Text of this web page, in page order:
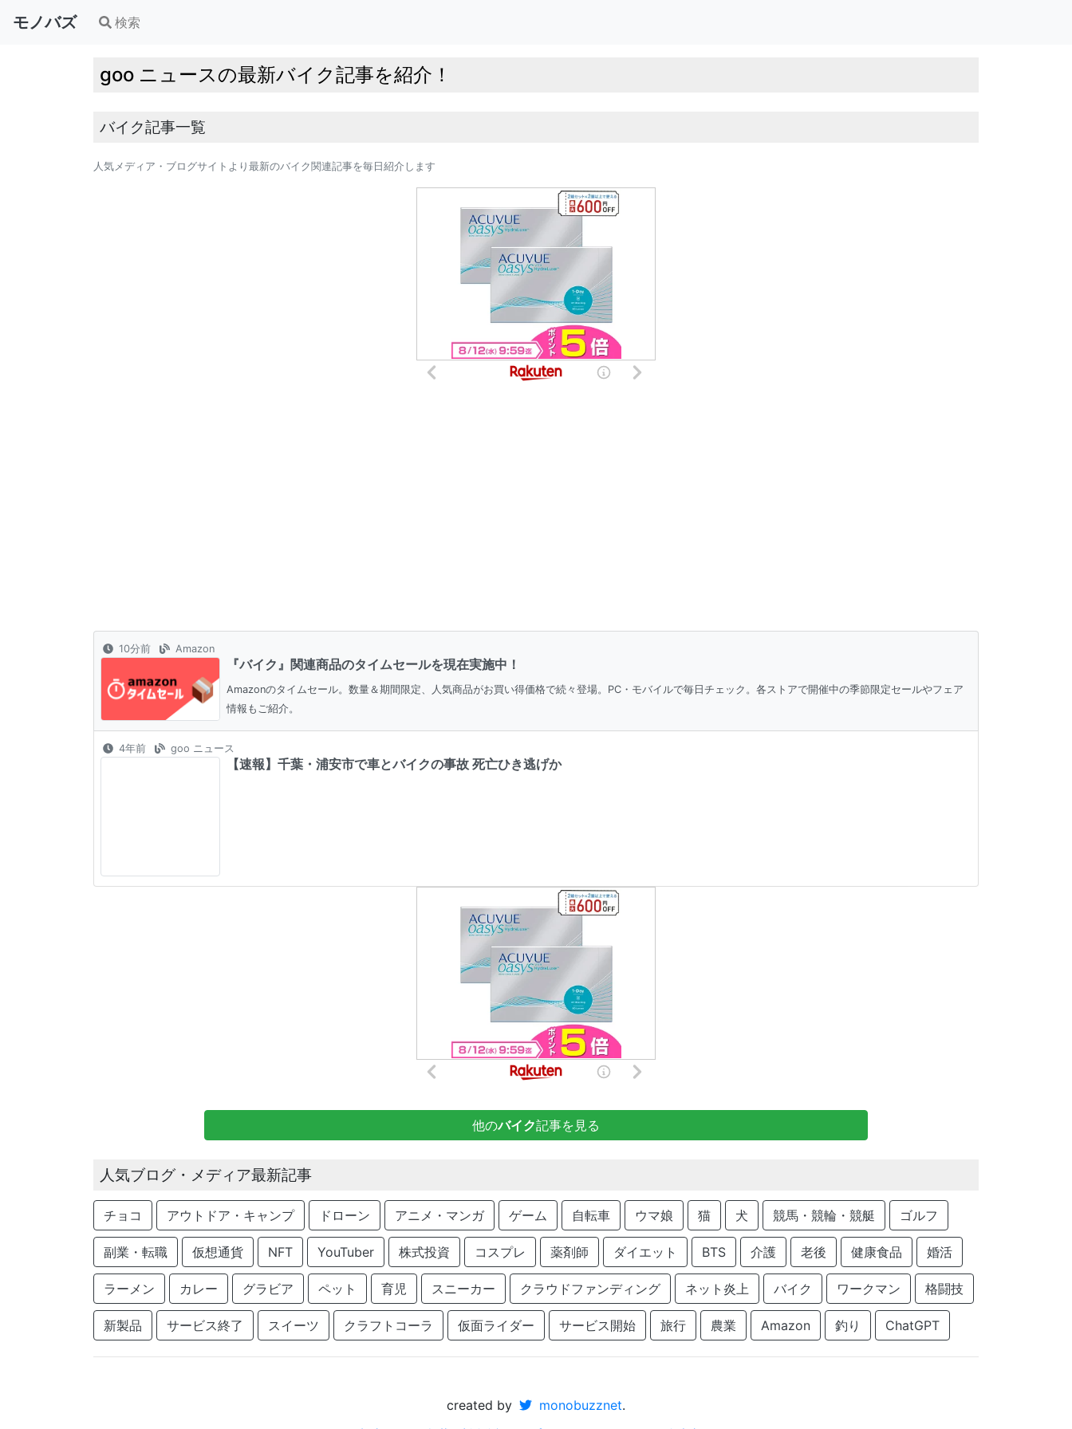
モノバズ 検索
goo ニュースの最新バイク記事を紹介！
バイク記事一覧
人気メディア・ブログサイトより最新のバイク関連記事を毎日紹介します
10分前 Amazon
『バイク』関連商品のタイムセールを現在実施中！
Amazonのタイムセール。数量＆期間限定、人気商品がお買い得価格で続々登場。PC・モバイルで毎日チェック。各ストアで開催中の季節限定セールやフェア
情報もご紹介。
4年前 goo ニュース
【速報】千葉・浦安市で車とバイクの事故 死亡ひき逃げか
他のバイク記事を見る
人気ブログ・メディア最新記事
チョコ アウトドア・キャンプ ドローン アニメ・マンガ ゲーム 自転車 ウマ娘 猫 犬 競馬・競輪・競艇 ゴルフ
副業・転職 仮想通貨 NFT YouTuber 株式投資 コスプレ 薬剤師 ダイエット BTS 介護 老後 健康食品 婚活
ラーメン カレー グラビア ペット 育児 スニーカー クラウドファンディング ネット炎上 バイク ワークマン 格闘技
新製品 サービス終了 スイーツ クラフトコーラ 仮面ライダー サービス開始 旅行 農業 Amazon 釣り ChatGPT
created by monobuzznet.